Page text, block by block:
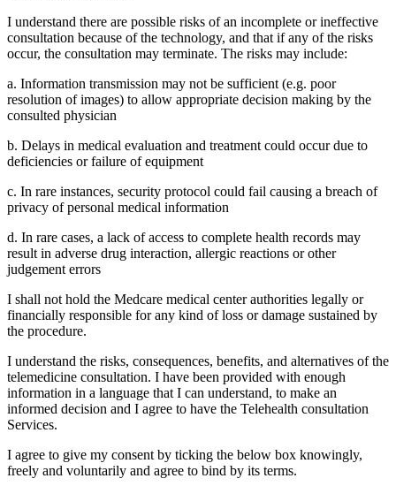
I understand there are possible risks of an incomplete or ineffective
consultation because of the technology, and that if any of the risks
occur, the consultation may terminate. The risks may include:
a. Information transmission may not be sufficient (e.g. poor
resolution of images) to allow appropriate decision making by the
consulted physician
b. Delays in medical evaluation and treatment could occur due to
deficiencies or failure of equipment
c. In rare instances, security protocol could fail causing a breach of
privacy of personal medical information
d. In rare cases, a lack of access to complete health records may
result in adverse drug interaction, allergic reactions or other
judgement errors
I shall not hold the Medcare medical center authorities legally or
financially responsible for any kind of loss or damage sustained by
the procedure.
I understand the risks, consequences, benefits, and alternatives of the
telemedicine consultation. I have been provided with enough
information in a language that I can understand, to make an
informed decision and I agree to have the Telehealth consultation
Services.
I agree to give my consent by ticking the below box knowingly,
freely and voluntarily and agree to bind by its terms.